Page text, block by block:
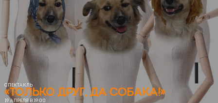
СПЕКТАКЛЬ
«ТОЛЬКО ДРУГ, ДА СОБАКА!»
19 АПРЕЛЯ В 19:00